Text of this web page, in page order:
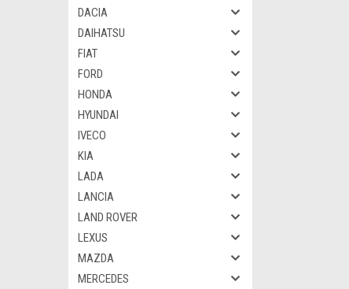
DACIA
DAIHATSU
FIAT
FORD
HONDA
HYUNDAI
IVECO
KIA
LADA
LANCIA
LAND ROVER
LEXUS
MAZDA
MERCEDES